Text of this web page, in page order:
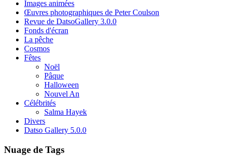
Images animées
Œuvres photographiques de Peter Coulson
Revue de DatsoGallery 3.0.0
Fonds d'écran
La pêche
Cosmos
Fêtes
Noël
Pâque
Halloween
Nouvel An
Célébrités
Salma Hayek
Divers
Datso Gallery 5.0.0
Nuage de Tags